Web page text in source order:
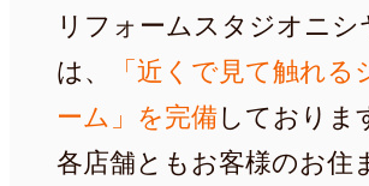
リフォームスタジオニシ
は、
「近くで見て触れる
ーム」を完備しておりま
各店舗ともお客様のお住